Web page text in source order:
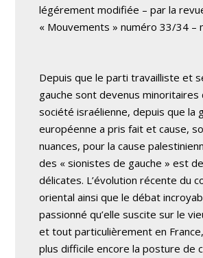
légérement modifiée – par la
« Mouvements » numéro 33/34 –
Depuis que le parti travailliste et
gauche sont devenus minoritaires
société israélienne, depuis que la
européenne a pris fait et cause,
nuances, pour la cause
des « sionistes de gauche » est
délicates. L’évolution récente du
oriental ainsi que le débat
passionné qu’elle suscite sur le
et tout particulièrement en
plus difficile encore la posture de